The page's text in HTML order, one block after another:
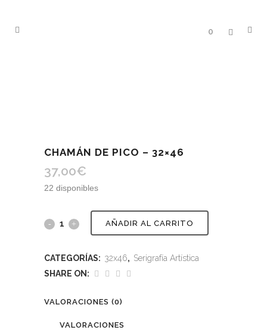
0
CHAMÁN DE PICO – 32×46
37,00€
22 disponibles
AÑADIR AL CARRITO
CATEGORÍAS: 32x46, Serigrafía Artística
SHARE ON:
VALORACIONES (0)
VALORACIONES